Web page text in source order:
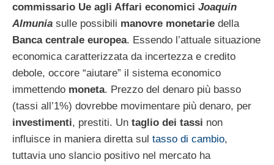
commissario Ue agli Affari economici Joaquin
Almunia sulle possibili manovre monetarie della
Banca centrale europea. Essendo l’attuale situazione
economica caratterizzata da incertezza e credito
debole, occore “aiutare” il sistema economico
immettendo moneta. Prezzo del denaro più basso
(tassi all’1%) dovrebbe movimentare più denaro, per
investimenti, prestiti. Un taglio dei tassi non
influisce in maniera diretta sul tasso di cambio,
tuttavia uno slancio positivo nel mercato ha